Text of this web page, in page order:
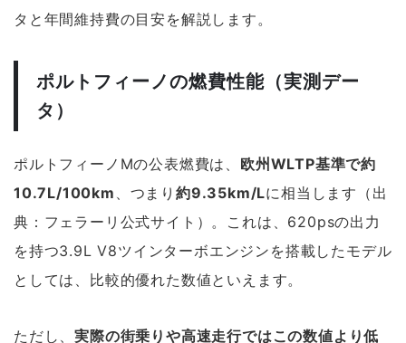
タと年間維持費の目安を解説します。
ポルトフィーノの燃費性能（実測デー
タ）
ポルトフィーノMの公表燃費は、 欧州WLTP基準で約
10.7L/100km 、つまり約9.35km/Lに相当します（出
典：フェラーリ公式サイト）。これは、620psの出力
を持つ3.9L V8ツインターボエンジンを搭載したモデル
としては、比較的優れた数値といえます。
ただし、実際の街乗りや高速走行ではこの数値より低